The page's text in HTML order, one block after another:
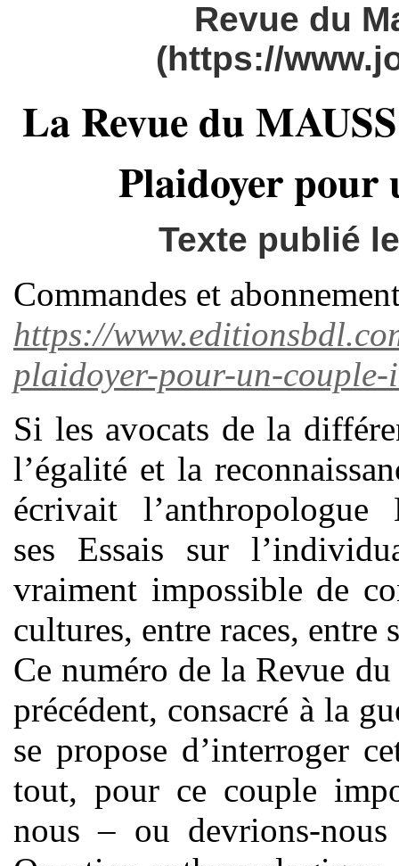
Revue du
(https://
La Revue du
Plaidoyer pour
Texte publié
Commandes et
https://
plaidoyer-pour-un-couple-
Si les avocats de la
l’égalité et la
écrivait
ses Essais sur
vraiment impossible de
cultures, entre races, entre
Ce numéro de la Revue
précédent, consacré à la
se propose d’interroger
tout, pour ce couple
nous – ou devrions-